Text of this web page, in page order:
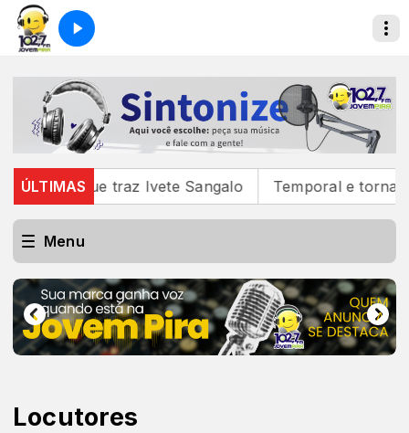
ÚLTIMAS
álbum que traz Ivete Sangalo Temporal e tornado
Menu
Locutores